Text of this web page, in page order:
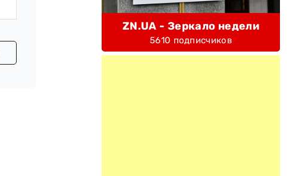
ZN.UA - Зеркало недели
5610 подписчиков